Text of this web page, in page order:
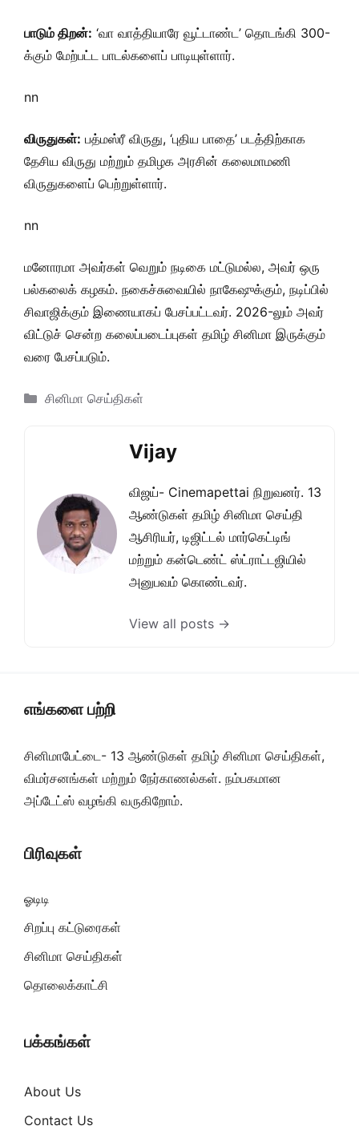
பாடும் திறன்: ‘வா வாத்தியாரே வூட்டாண்ட’ தொடங்கி 300-
க்கும் மேற்பட்ட பாடல்களைப் பாடியுள்ளார்.
nn
விருதுகள்: பத்மஸ்ரீ விருது, ‘புதிய பாதை’ படத்திற்காக
தேசிய விருது மற்றும் தமிழக அரசின் கலைமாமணி
விருதுகளைப் பெற்றுள்ளார்.
nn
மனோரமா அவர்கள் வெறும் நடிகை மட்டுமல்ல, அவர் ஒரு
பல்கலைக் கழகம். நகைச்சுவையில் நாகேஷுக்கும், நடிப்பில்
சிவாஜிக்கும் இணையாகப் பேசப்பட்டவர். 2026-லும் அவர்
விட்டுச் சென்ற கலைப்படைப்புகள் தமிழ் சினிமா இருக்கும்
வரை பேசப்படும்.
Categories
சினிமா செய்திகள்
Vijay
விஜய்- Cinemapettai நிறுவனர். 13
ஆண்டுகள் தமிழ் சினிமா செய்தி
ஆசிரியர், டிஜிட்டல் மார்கெட்டிங்
மற்றும் கன்டெண்ட் ஸ்ட்ராட்டஜியில்
அனுபவம் கொண்டவர்.
View all posts →
எங்களை பற்றி
சினிமாபேட்டை- 13 ஆண்டுகள் தமிழ் சினிமா செய்திகள்,
விமர்சனங்கள் மற்றும் நேர்காணல்கள். நம்பகமான
அப்டேட்ஸ் வழங்கி வருகிறோம்.
பிரிவுகள்
ஓடிடி
சிறப்பு கட்டுரைகள்
சினிமா செய்திகள்
தொலைக்காட்சி
பக்கங்கள்
About Us
Contact Us